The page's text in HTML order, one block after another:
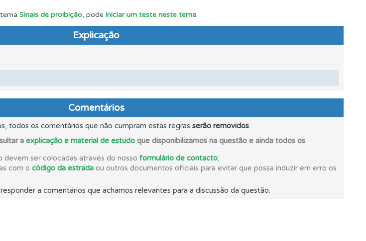
a como favorita.
com a plataforma.
da sua preparação para o exame.
o seu perfil com os seus amigos.
para esclarecimentos adicionais.
quando tem dúvidas.
Sinais de proibição, pode iniciar um teste neste tema.
Explicação
Comentários
todos os comentários que não cumpram estas regras serão removidos.
a explicação e material de estudo que disponibilizamos na questão e ainda todos os
devem ser colocadas através do nosso formulário de contacto;
com o código da estrada ou outros documentos oficiais para evitar que possa induzir em erro os
a comentários que achamos relevantes para a discussão da questão.